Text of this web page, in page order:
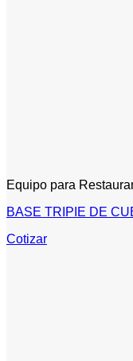
Equipo para
BASE TRIPIE DE
Cotizar